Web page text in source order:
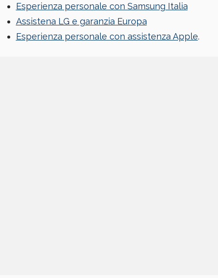
Esperienza personale con Samsung Italia
Assistena LG e garanzia Europa
Esperienza personale con assistenza Apple.